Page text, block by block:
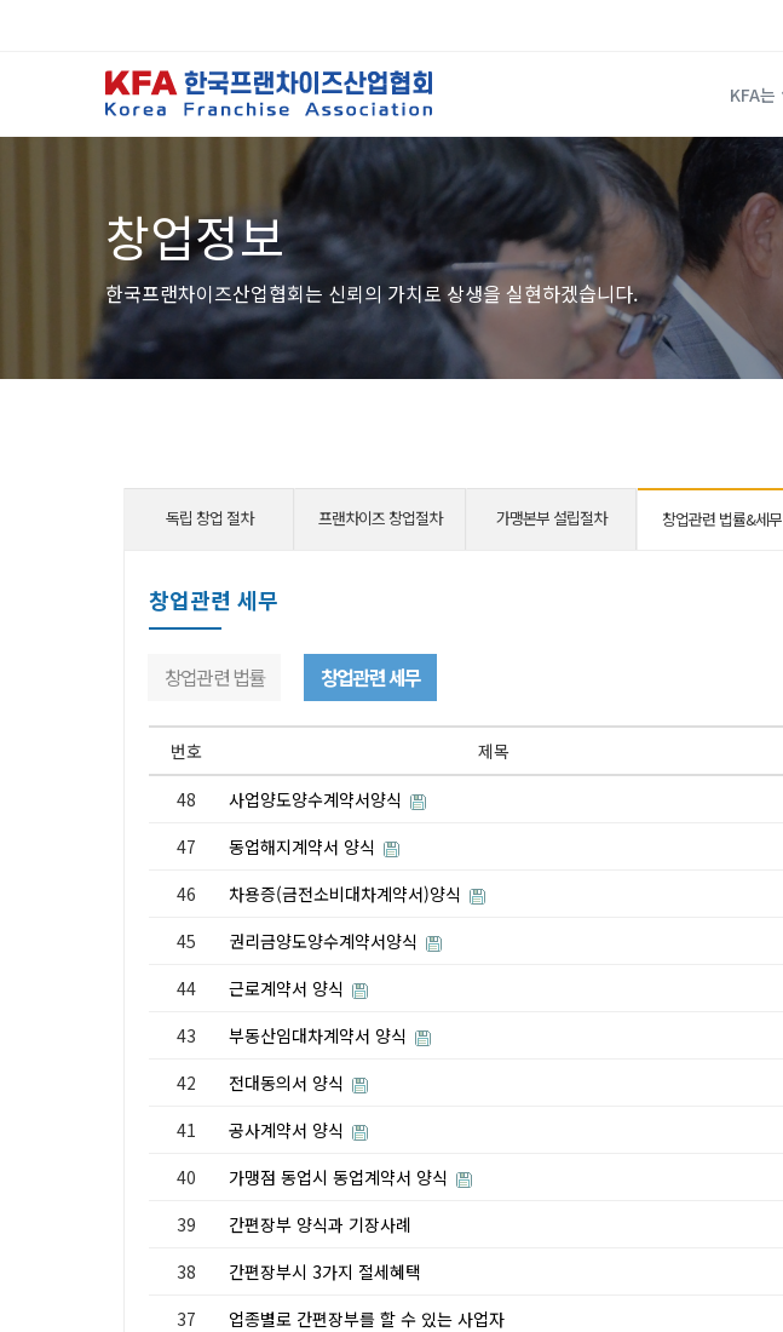
KFA는
창업정보
한국프랜차이즈산업협회는 신뢰의 가치로 상생을 실현하겠습니다.
독립 창업 절차 프랜차이즈 창업절차 가맹본부 설립절차 창업관련 법률&세무
창업관련 세무
창업관련 법률 창업관련 세무
번호 제목
48
사업양도양수계약서양식
47
동업해지계약서 양식
46
차용증(금전소비대차계약서)양식
45
권리금양도양수계약서양식
44
근로계약서 양식
43
부동산임대차계약서 양식
42
전대동의서 양식
41
공사계약서 양식
40
가맹점 동업시 동업계약서 양식
39
간편장부 양식과 기장사례
38
간편장부시 3가지 절세혜택
37
업종별로 간편장부를 할 수 있는 사업자